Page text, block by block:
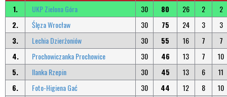
1.
UKP Zielona Góra 30 80 26 2
2
2.
Ślęza Wrocław 30 75 24 3
3
3.
Lechia Dzierżoniów 30 55 16 7
7
4.
Prochowiczanka Prochowice 30 46 13 7
10
5.
Ilanka Rzepin 30 45 13 6
11
6.
Foto-Higiena Gać 30 44 12 8
10